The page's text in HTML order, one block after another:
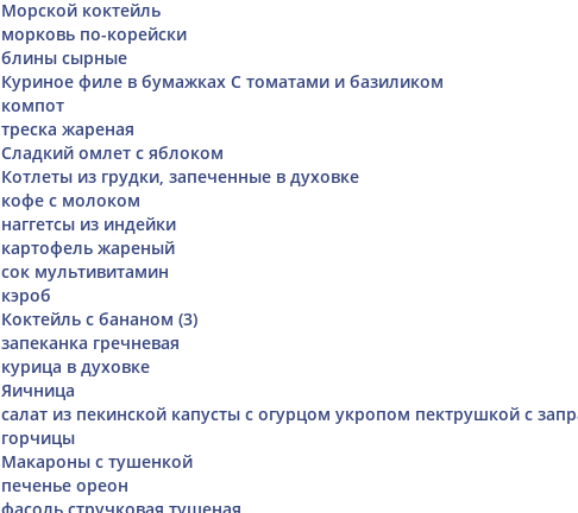
Морской коктейль
морковь по-корейски
блины сырные
Куриное филе в бумажках С томатами и базиликом
компот
треска жареная
Сладкий омлет с яблоком
Котлеты из грудки, запеченные в духовке
кофе с молоком
наггетсы из индейки
картофель жареный
сок мультивитамин
кэроб
Коктейль с бананом (3)
запеканка гречневая
курица в духовке
Яичница
салат из пекинской капусты с огурцом укропом пектрушкой с
горчицы
Макароны с тушенкой
печенье ореон